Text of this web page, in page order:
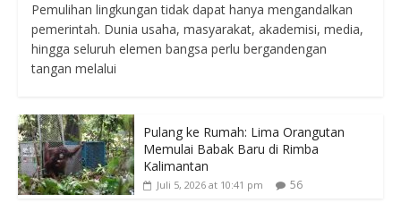
Pemulihan lingkungan tidak dapat hanya mengandalkan
pemerintah. Dunia usaha, masyarakat, akademisi, media,
hingga seluruh elemen bangsa perlu bergandengan
tangan melalui
Pulang ke Rumah: Lima Orangutan
Memulai Babak Baru di Rimba
Kalimantan
Juli 5, 2026 at 10:41 pm 56